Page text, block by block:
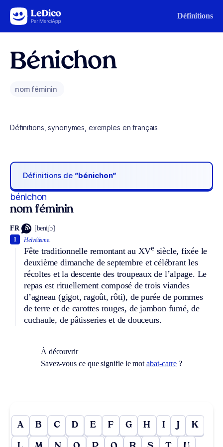
Aller au contenu Définitions
Bénichon
nom féminin
Définitions, synonymes, exemples en français
Définitions de “bénichon“
bénichon
nom féminin
FR [beniʃɔ̃]
Helvétisme.
Fête traditionnelle remontant au XVe siècle, fixée le
deuxième dimanche de septembre et célébrant les
récoltes et la descente des troupeaux de l’alpage. Le
repas est rituellement composé de trois viandes
d’agneau (gigot, ragoût, rôti), de purée de pommes
de terre et de carottes rouges, de jambon fumé, de
cuchaule, de pâtisseries et de douceurs.
1
À découvrir
Savez-vous ce que signifie le motabat-carre ?
A B C D E F G H I J K